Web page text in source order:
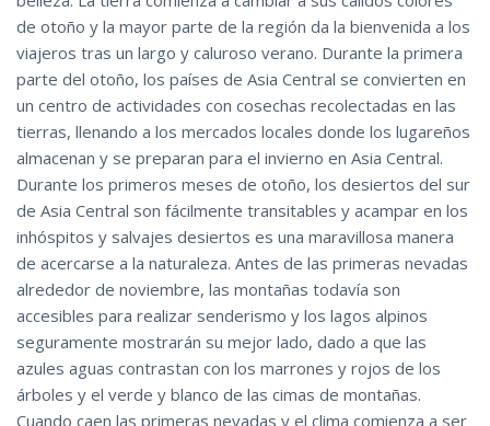
de otoño y la mayor parte de la región da la bienvenida a los
viajeros tras un largo y caluroso verano. Durante la primera
parte del otoño, los países de Asia Central se convierten en
un centro de actividades con cosechas recolectadas en las
tierras, llenando a los mercados locales donde los lugareños
almacenan y se preparan para el invierno en Asia Central.
Durante los primeros meses de otoño, los desiertos del sur
de Asia Central son fácilmente transitables y acampar en los
inhóspitos y salvajes desiertos es una maravillosa manera
de acercarse a la naturaleza. Antes de las primeras nevadas
alrededor de noviembre, las montañas todavía son
accesibles para realizar senderismo y los lagos alpinos
seguramente mostrarán su mejor lado, dado a que las
azules aguas contrastan con los marrones y rojos de los
árboles y el verde y blanco de las cimas de montañas.
Cuando caen las primeras nevadas y el clima comienza a ser